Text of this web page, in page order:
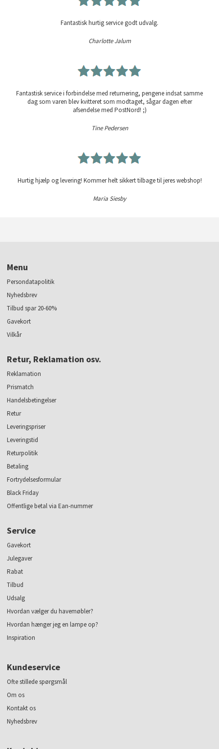
Fantastisk hurtig service godt udvalg.
Charlotte Jalum
Fantastisk service i forbindelse med returnering, pengene indsat samme
dag som varen blev kvitteret som modtaget, sågar dagen efter
afsendelse med PostNord! ;)
Tine Pedersen
Hurtig hjælp og levering! Kommer helt sikkert tilbage til jeres webshop!
Maria Siesby
Menu
Persondatapolitik
Nyhedsbrev
Tilbud spar 20-60%
Gavekort
Vilkår
Retur, Reklamation osv.
Reklamation
Prismatch
Handelsbetingelser
Retur
Leveringspriser
Leveringstid
Returpolitik
Betaling
Fortrydelsesformular
Black Friday
Offentlige betal via Ean-nummer
Service
Gavekort
Julegaver
Rabat
Tilbud
Udsalg
Hvordan vælger du havemøbler?
Hvordan hænger jeg en lampe op?
Inspiration
Kundeservice
Ofte stillede spørgsmål
Om os
Kontakt os
Nyhedsbrev